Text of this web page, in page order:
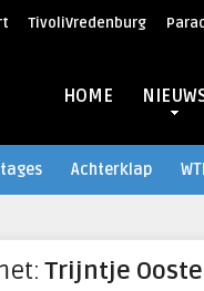
TivoliVredenburg
HOME
Achterklap
Trijntje